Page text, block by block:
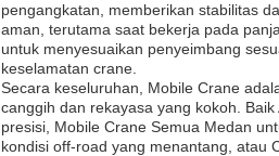
pengangkatan, memberikan stabilitas
aman, terutama saat bekerja pada
untuk menyesuaikan penyeimbang
keselamatan crane.
Secara keseluruhan, Mobile Crane
canggih dan rekayasa yang kokoh.
presisi, Mobile Crane Semua Medan
kondisi off-road yang menantang, atau